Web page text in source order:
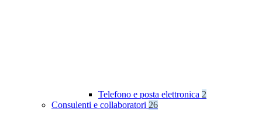
Telefono e posta elettronica 2
Consulenti e collaboratori 26